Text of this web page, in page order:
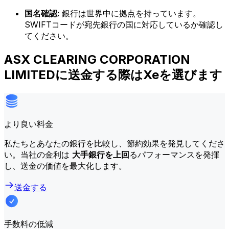
国名確認: 銀行は世界中に拠点を持っています。
SWIFTコードが宛先銀行の国に対応しているか確認し
てください。
ASX CLEARING CORPORATION
LIMITEDに送金する際はXeを選びます
より良い料金
私たちとあなたの銀行を比較し、節約効果を発見してくださ
い。当社の金利は 大手銀行を上回るパフォーマンスを発揮
し、送金の価値を最大化します。
送金する
手数料の低減